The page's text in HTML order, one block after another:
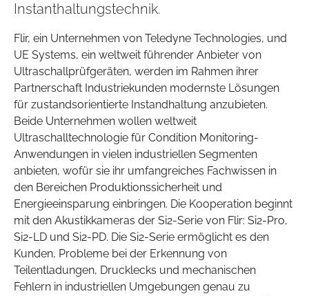
Instanthaltungstechnik.
Flir, ein Unternehmen von Teledyne Technologies, und
UE Systems, ein weltweit führender Anbieter von
Ultraschallprüfgeräten, werden im Rahmen ihrer
Partnerschaft Industriekunden modernste Lösungen
für zustandsorientierte Instandhaltung anzubieten.
Beide Unternehmen wollen weltweit
Ultraschalltechnologie für Condition Monitoring-
Anwendungen in vielen industriellen Segmenten
anbieten, wofür sie ihr umfangreiches Fachwissen in
den Bereichen Produktionssicherheit und
Energieeinsparung einbringen. Die Kooperation beginnt
mit den Akustikkameras der Si2-Serie von Flir: Si2-Pro,
Si2-LD und Si2-PD. Die Si2-Serie ermöglicht es den
Kunden, Probleme bei der Erkennung von
Teilentladungen, Drucklecks und mechanischen
Fehlern in industriellen Umgebungen genau zu